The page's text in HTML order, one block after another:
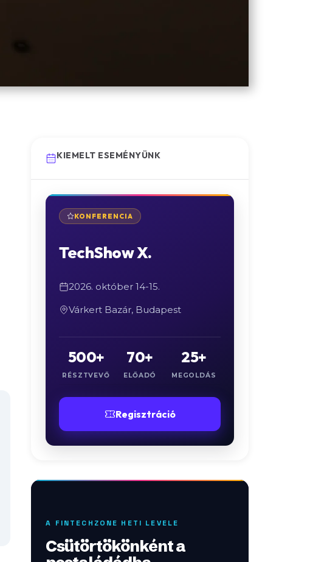
KIEMELT ESEMÉNYÜNK
KONFERENCIA
TechShow X.
2026. október 14-15.
Várkert Bazár, Budapest
500+
RÉSZTVEVŐ
70+
ELŐADÓ
25+
MEGOLDÁS
Regisztráció
A FINTECHZONE HETI LEVELE
Csütörtökönként a